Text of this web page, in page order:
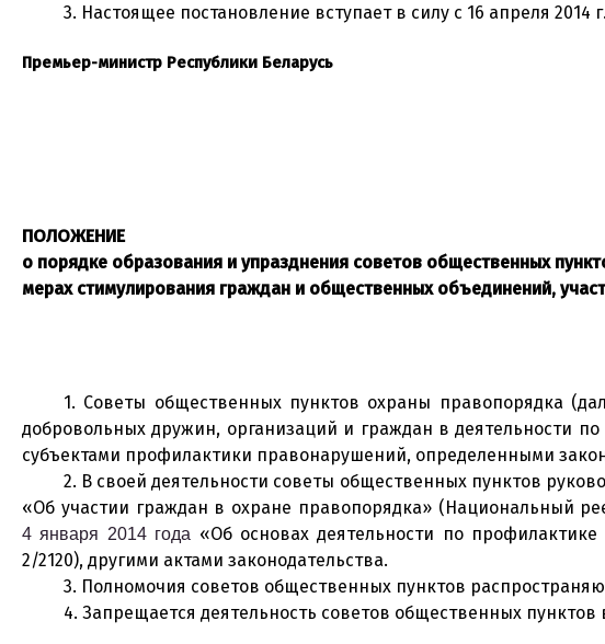
3. Настоящее постановление вступает в силу с 16 апреля 2014 г.
Премьер-министр Республики Беларусь
ПОЛОЖЕНИЕ
о порядке образования и упразднения советов общественных
мерах стимулирования граждан и общественных объединений,
1. Советы общественных пунктов охраны правопорядка
добровольных дружин, организаций и граждан в деятельности
субъектами профилактики правонарушений, определенными
2. В своей деятельности советы общественных пунктов
«Об участии граждан в охране правопорядка» (Национальный
4 января 2014 года «Об основах деятельности по
2/2120), другими актами законодательства.
3. Полномочия советов общественных пунктов
4. Запрещается деятельность советов общественных